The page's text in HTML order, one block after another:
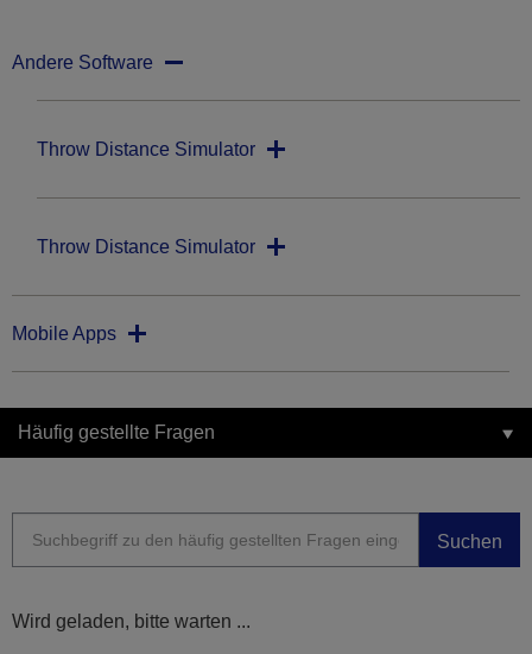
Andere Software
Throw Distance Simulator
Throw Distance Simulator
Mobile Apps
Häufig gestellte Fragen
Suchen
Wird geladen, bitte warten ...